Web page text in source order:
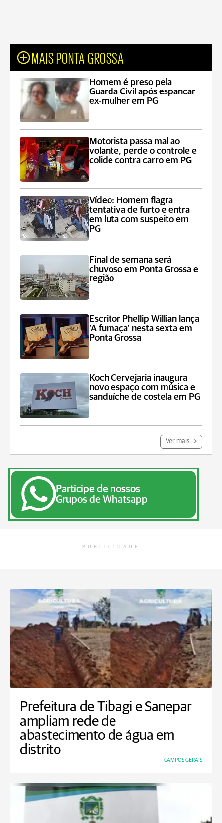
MAIS PONTA GROSSA
Homem é preso pela
Guarda Civil após espancar
ex-mulher em PG
Motorista passa mal ao
volante, perde o controle e
colide contra carro em PG
Vídeo: Homem flagra
tentativa de furto e entra
em luta com suspeito em
PG
Final de semana será
chuvoso em Ponta Grossa e
região
Escritor Phellip Willian lança
'A fumaça' nesta sexta em
Ponta Grossa
Koch Cervejaria inaugura
novo espaço com música e
sanduíche de costela em PG
Ver mais
Participe de nossos
Grupos de Whatsapp
PUBLICIDADE
Prefeitura de Tibagi e Sanepar
ampliam rede de
abastecimento de água em
distrito
CAMPOS GERAIS